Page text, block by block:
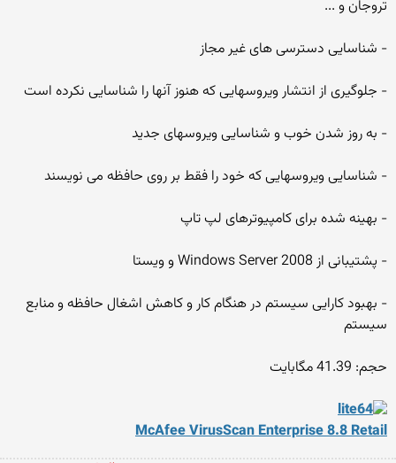
تروجان و ...
- شناسایی دسترسی های غیر مجاز
- جلوگیری از انتشار ویروسهایی که هنوز آنها را شناسایی نکرده است
- به روز شدن خوب و شناسایی ویروسهای جدید
- شناسایی ویروسهایی که خود را فقط بر روی حافظه می نویسند
- بهینه شده برای کامپیوترهای لپ تاپ
- پشتیبانی از Windows Server 2008 و ویستا
- بهبود کارایی سیستم در هنگام کار و کاهش اشغال حافظه و منابع
سیستم
حجم: 41.39 مگابایت
McAfee VirusScan Enterprise 8.8 Retail